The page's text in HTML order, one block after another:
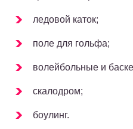
ледовой каток;
поле для гольфа;
волейбольные и
скалодром;
боулинг.